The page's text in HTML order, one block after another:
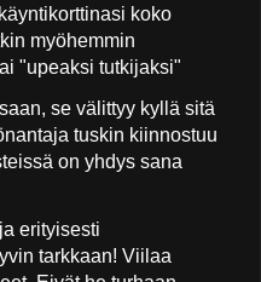
koko
myöhemmin
"upeaksi tutkijaksi"
se välittyy kyllä sitä
tuskin kiinnostuu
on yhdys sana
erityisesti
tarkkaan! Viilaa